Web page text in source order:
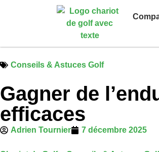
Conseils & Astuces Golf
Gagner de
efficaces
Adrien Tournier 7 décembre 2025